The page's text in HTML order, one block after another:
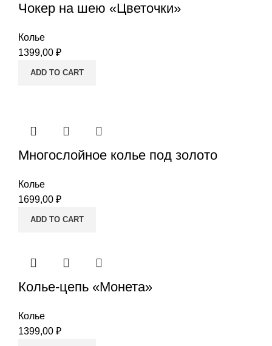
Чокер на шею «Цветочки»
Колье
1399,00 ₽
ADD TO CART
Многослойное колье под золото
Колье
1699,00 ₽
ADD TO CART
Колье-цепь «Монета»
Колье
1399,00 ₽